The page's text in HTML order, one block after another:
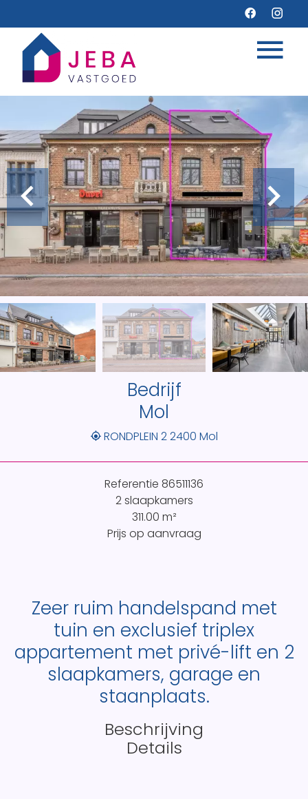
Bedrijf
Mol
RONDPLEIN 2 2400 Mol
Referentie 86511136
2 slaapkamers
311.00 m²
Prijs op aanvraag
Zeer ruim handelspand met
tuin en exclusief triplex
appartement met privé-lift en 2
slaapkamers, garage en
staanplaats.
Beschrijving
Details